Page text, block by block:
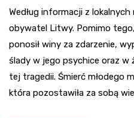
Według informacji z
obywatel Litwy. Pomimo
ponosił winy za zdarzenie,
ślady w jego psychice oraz
tej tragedii. Śmierć młodego
która pozostawiła za sobą